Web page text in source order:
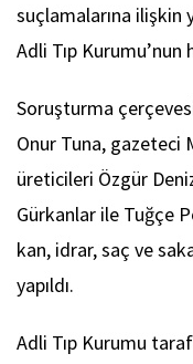
suçlamalarına ilişkin
Adli Tıp Kurumu’nun
Soruşturma
Onur Tuna, gazeteci
üreticileri Özgür
Gürkanlar ile Tuğçe
kan, idrar, saç ve
yapıldı.
Adli Tıp Kurumu